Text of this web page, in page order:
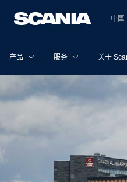
中国
产品 服务 关于